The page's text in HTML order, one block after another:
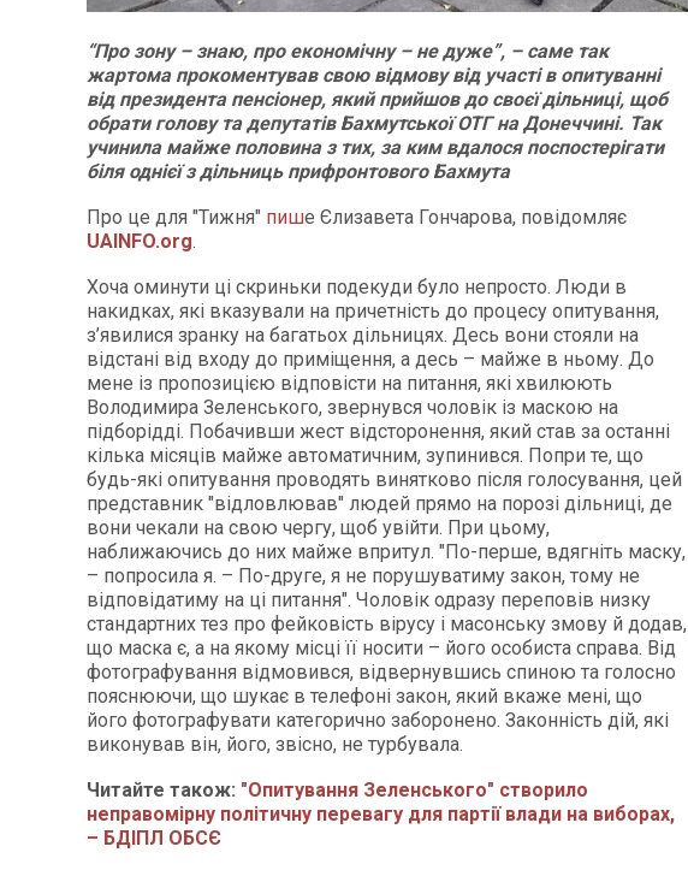
“Про зону – знаю, про економічну – не дуже”, – саме так
жартома прокоментував свою відмову від участі в опитуванні
від президента пенсіонер, який прийшов до своєї дільниці, щоб
обрати голову та депутатів Бахмутської ОТГ на Донеччині. Так
учинила майже половина з тих, за ким вдалося поспостерігати
біля однієї з дільниць прифронтового Бахмута
Про це для "Тижня" пише Єлизавета Гончарова, повідомляє
UAINFO.org.
Хоча оминути ці скриньки подекуди було непросто. Люди в
накидках, які вказували на причетність до процесу опитування,
з’явилися зранку на багатьох дільницях. Десь вони стояли на
відстані від входу до приміщення, а десь – майже в ньому. До
мене із пропозицією відповісти на питання, які хвилюють
Володимира Зеленського, звернувся чоловік із маскою на
підборідді. Побачивши жест відсторонення, який став за останні
кілька місяців майже автоматичним, зупинився. Попри те, що
будь-які опитування проводять винятково після голосування, цей
представник "відловлював" людей прямо на порозі дільниці, де
вони чекали на свою чергу, щоб увійти. При цьому,
наближаючись до них майже впритул. "По-перше, вдягніть маску,
– попросила я. – По-друге, я не порушуватиму закон, тому не
відповідатиму на ці питання". Чоловік одразу переповів низку
стандартних тез про фейковість вірусу і масонську змову й додав,
що маска є, а на якому місці її носити – його особиста справа. Від
фотографування відмовився, відвернувшись спиною та голосно
пояснюючи, що шукає в телефоні закон, який вкаже мені, що
його фотографувати категорично заборонено. Законність дій, які
виконував він, його, звісно, не турбувала.
Читайте також: "Опитування Зеленського" створило
неправомірну політичну перевагу для партії влади на виборах,
– БДІПЛ ОБСЄ